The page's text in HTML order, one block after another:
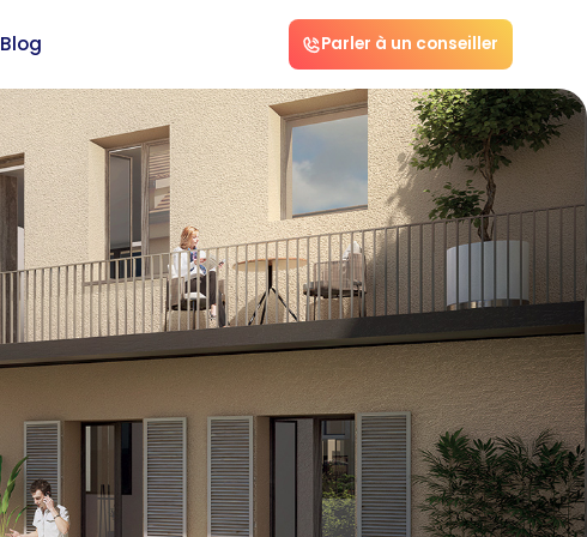
Blog Parler à un conseiller